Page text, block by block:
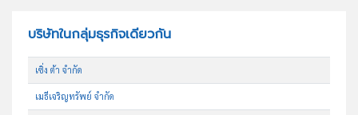
บริษัทในกลุ่มธุรกิจเดียวกัน
เซิ่ง ต้า จำกัด
เมธีเจริญทรัพย์ จำกัด